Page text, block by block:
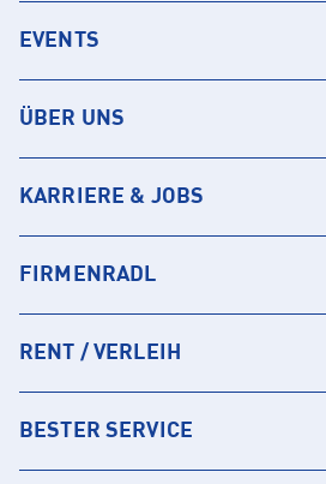
EVENTS
ÜBER UNS
KARRIERE & JOBS
FIRMENRADL
RENT / VERLEIH
BESTER SERVICE